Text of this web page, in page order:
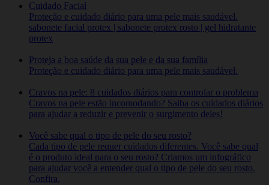
Cuidado Facial
Proteção e cuidado diário para uma pele mais saudável.
sabonete facial protex | sabonete protex rosto | gel hidratante
protex
Proteja a boa saúde da sua pele e da sua família
Proteção e cuidado diário para uma pele mais saudável.
Cravos na pele: 8 cuidados diários para controlar o problema
Cravos na pele estão incomodando? Saiba os cuidados diários
para ajudar a reduzir e prevenir o surgimento deles!
Você sabe qual o tipo de pele do seu rosto?
Cada tipo de pele requer cuidados diferentes. Você sabe qual
é o produto ideal para o seu rosto? Criamos um infográfico
para ajudar você a entender qual o tipo de pele do seu rosto.
Confira.